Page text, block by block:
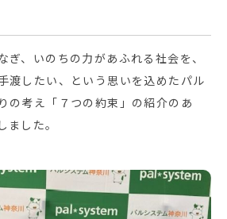
ぎ、いのちの力があふれる社会を、
渡したい、という思いを込めたパル
の考え「７つの約束」の紹介のあ
ました。